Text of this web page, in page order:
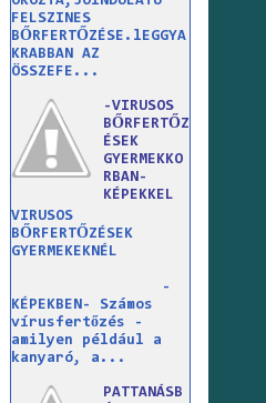
FELSZINES
BŐRFERTŐZÉSE.lEGGYA
KRABBAN AZ
ÖSSZEFE...
-VIRUSOS
BŐRFERTŐZ
ÉSEK
GYERMEKKO
RBAN-
KÉPEKKEL
VIRUSOS
BŐRFERTŐZÉSEK
GYERMEKEKNÉL
-
KÉPEKBEN- Számos
vírusfertőzés -
amilyen például a
kanyaró, a...
PATTANÁSB